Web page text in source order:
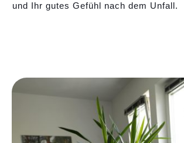
und Ihr gutes Gefühl nach dem Unfall.